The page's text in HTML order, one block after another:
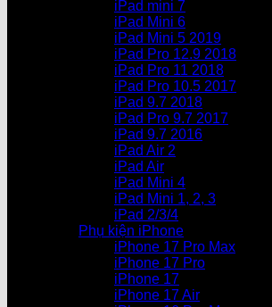
iPad mini 7
iPad Mini 6
iPad Mini 5 2019
iPad Pro 12.9 2018
iPad Pro 11 2018
iPad Pro 10.5 2017
iPad 9.7 2018
iPad Pro 9.7 2017
iPad 9.7 2016
iPad Air 2
iPad Air
iPad Mini 4
iPad Mini 1, 2, 3
iPad 2/3/4
Phụ kiện iPhone
iPhone 17 Pro Max
iPhone 17 Pro
iPhone 17
iPhone 17 Air